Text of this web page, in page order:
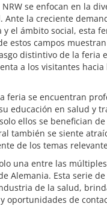
se enfocan en la
la creciente
el ámbito social, esta
estos campos
distintivo de la feria
a los visitantes hacia
feria se encuentran
educación en salud y
ellos se benefician
también se siente
de los temas
una entre las
Alemania. Esta serie de
de la salud,
oportunidades de